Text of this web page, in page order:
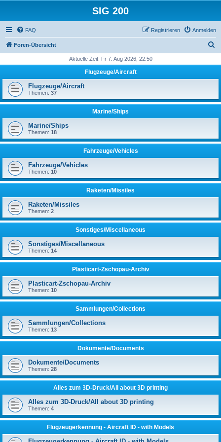
SIG 200
FAQ Anmelden
Registrieren
Foren-Übersicht
h
Aktuelle Zeit: Fr 7. Aug 2026, 22:50
Flugzeuge/Aircraft
Flugzeuge/Aircraft
Themen: 37
Marine/Ships
Marine/Ships
Themen: 18
Fahrzeuge/Vehicles
Fahrzeuge/Vehicles
Themen: 10
Raketen/Missiles
Raketen/Missiles
Themen: 2
Sonstiges/Miscellaneous
Sonstiges/Miscellaneous
Themen: 14
Plasticart-Zschopau-Archiv
Plasticart-Zschopau-Archiv
Themen: 10
Sammlungen/Collections
Sammlungen/Collections
Themen: 13
Dokumente/Documents
Dokumente/Documents
Themen: 28
Alles zum 3D-Druck/All about 3D printing
Alles zum 3D-Druck/All about 3D printing
Themen: 4
Flugzeugerkennung - Aircraft ID - with Models